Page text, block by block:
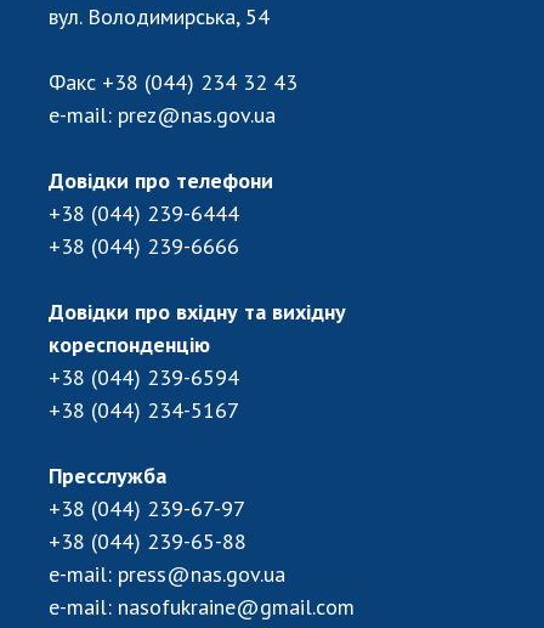
вул. Володимирська, 54
Факс +38 (044) 234 32 43
e-mail: prez@nas.gov.ua
Довідки про телефони
+38 (044) 239-6444
+38 (044) 239-6666
Довідки про вхідну та вихідну
кореспонденцію
+38 (044) 239-6594
+38 (044) 234-5167
Пресслужба
+38 (044) 239-67-97
+38 (044) 239-65-88
e-mail: press@nas.gov.ua
e-mail: nasofukraine@gmail.com